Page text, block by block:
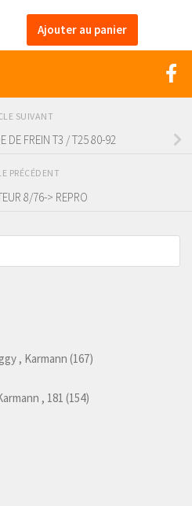
Ajouter au panier
SUIVANT
DE FREIN T3 / T25 80-92
PRÉCÉDENT
8/76-> REPRO
, Karmann (167)
, 181 (154)